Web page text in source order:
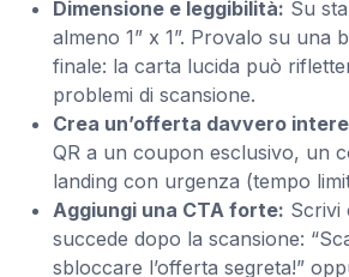
Dimensione e leggibilità: Su
almeno 1” x 1”. Provalo su una
finale: la carta lucida può
problemi di scansione.
Crea un’offerta davvero
QR a un coupon esclusivo, un
landing con urgenza (tempo
Aggiungi una CTA forte: Scrivi
succede dopo la scansione:
sbloccare l’offerta segreta!”